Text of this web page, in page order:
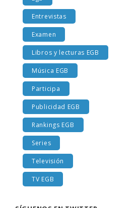
Egb
Entrevistas
Examen
Libros y lecturas EGB
Música EGB
Participa
Publicidad EGB
Rankings EGB
Series
Televisión
TV EGB